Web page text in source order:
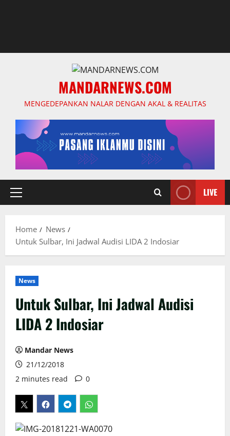
MANDARNEWS.COM
MENGEDEPANKAN NALAR DENGAN AKAL & REALITAS
Primary
LIVE
Home
News
Untuk Sulbar, Ini Jadwal Audisi LIDA 2 Indosiar
News
Untuk Sulbar, Ini Jadwal Audisi
LIDA 2 Indosiar
Mandar News
21/12/2018
2 minutes read
0